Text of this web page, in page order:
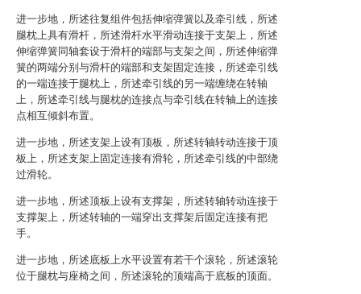
进一步地，所述往复组件包括伸缩弹簧以及牵引线，所述
腿枕上具有滑杆，所述滑杆水平滑动连接于支架上，所述
伸缩弹簧同轴套设于滑杆的端部与支架之间，所述伸缩弹
簧的两端分别与滑杆的端部和支架固定连接，所述牵引线
的一端连接于腿枕上，所述牵引线的另一端缠绕在转轴
上，所述牵引线与腿枕的连接点与牵引线在转轴上的连接
点相互倾斜布置。
进一步地，所述支架上设有顶板，所述转轴转动连接于顶
板上，所述支架上固定连接有滑轮，所述牵引线的中部绕
过滑轮。
进一步地，所述顶板上设有支撑架，所述转轴转动连接于
支撑架上，所述转轴的一端穿出支撑架后固定连接有把
手。
进一步地，所述底板上水平设置有若干个滚轮，所述滚轮
位于腿枕与座椅之间，所述滚轮的顶端高于底板的顶面。